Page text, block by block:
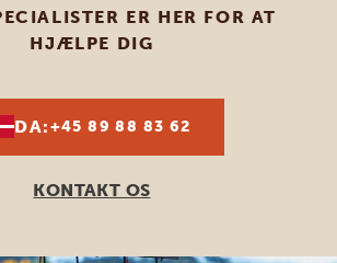
ER HER FOR AT
HJÆLPE DIG
DA:+45 89 88 83 62
KONTAKT OS